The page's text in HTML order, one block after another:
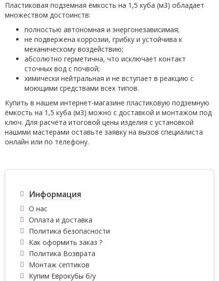
Пластиковая подземная ёмкость на 1,5 куба (м3) обладает
множеством достоинств:
полностью автономная и энергонезависимая;
не подвержена коррозии, грибку и устойчива к
механическому воздействию;
абсолютно герметична, что исключает контакт
сточных вод с почвой;
химически нейтральная и не вступает в реакцию с
моющими средствами всех типов.
Купить в нашем интернет-магазине пластиковую подземную
ёмкость на 1,5 куба (м3) можно с доставкой и монтажом под
ключ. Для расчёта итоговой цены изделия с установкой
нашими мастерами оставьте заявку на вызов специалиста
онлайн или по телефону.
Информация
О нас
Оплата и доставка
Политика безопасности
Как оформить заказ ?
Политика Возврата
Монтаж септиков
Купим Еврокубы б/у